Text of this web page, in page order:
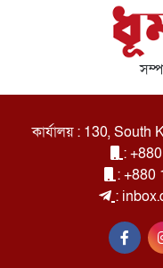
কার্যালয় : 130,
:
: +880
: